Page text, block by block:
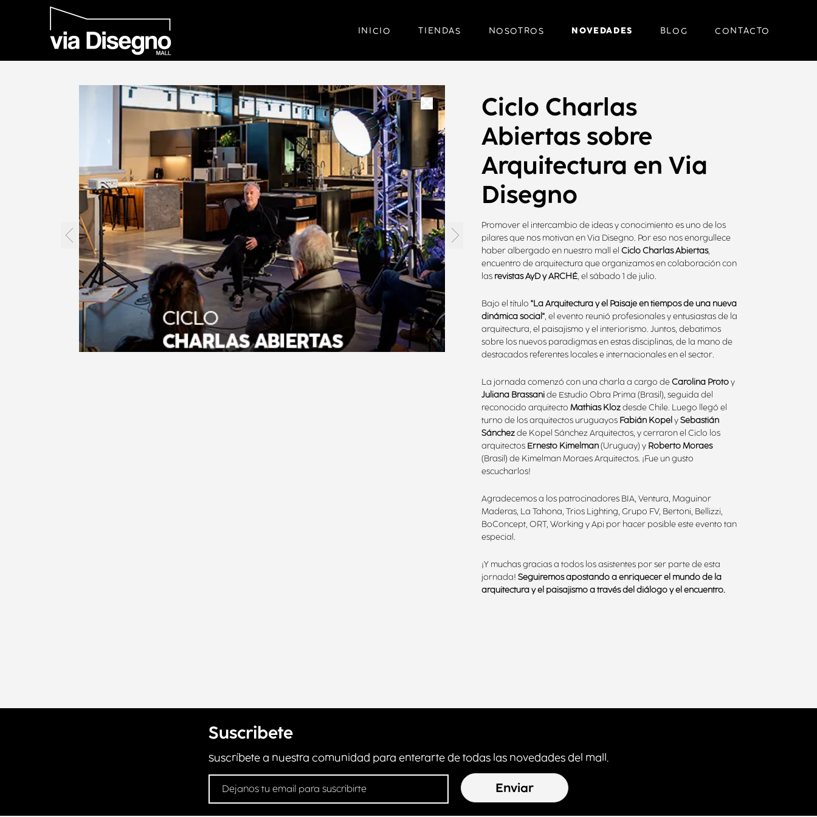
INICIO TIENDAS NOSOTROS NOVEDADES BLOG CONTACTO
Ciclo Charlas
Abiertas sobre
Arquitectura en Via
Disegno
Promover el intercambio de ideas y conocimiento es uno de los
pilares que nos motivan en Via Disegno. Por eso nos enorgullece
haber albergado en nuestro mall elCiclo Charlas Abiertas,
encuentro de arquitectura que organizamos en colaboración con
las revistas AyD y ARCHÉ, el sábado 1 de julio.
Bajo el título"La Arquitectura y el Paisaje en tiempos de una nueva
dinámica social", el evento reunió profesionales y entusiastas de la
arquitectura, el paisajismo y el interiorismo. Juntos, debatimos
sobre los nuevos paradigmas en estas disciplinas, de la mano de
destacados referentes locales e internacionales en el sector.
La jornada comenzó con una charla a cargo deCarolina Protoy
Juliana Brassanide Estudio Obra Prima (Brasil), seguida del
reconocido arquitectoMathias Klozdesde Chile. Luego llegó el
turno de los arquitectos uruguayos Fabián KopelySebastián
Sánchezde Kopel Sánchez Arquitectos, y cerraron el Ciclo los
arquitectos Ernesto Kimelman(Uruguay) y Roberto Moraes
(Brasil) de Kimelman Moraes Arquitectos. ¡Fue un gusto
escucharlos!
Agradecemos a los patrocinadores BIA, Ventura, Maguinor
Maderas, La Tahona, Trios Lighting, Grupo FV, Bertoni, Bellizzi,
BoConcept, ORT, Working y Api por hacer posible este evento tan
especial.
¡Y muchas gracias a todos los asistentes por ser parte de esta
jornada!Seguiremos apostando a enriquecer el mundo de la
arquitectura y el paisajismo a través del diálogo y el encuentro.
Suscribete
Suscríbete a nuestra comunidad para enterarte de todas las novedades del mall.
Enviar